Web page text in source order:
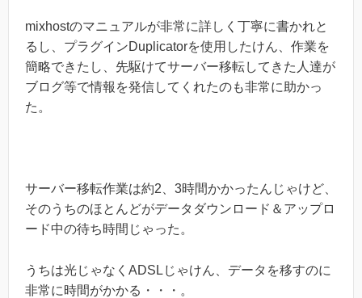
mixhostのマニュアルが非常に詳しく丁寧に書かれと
るし、プラグインDuplicatorを使用したけん、作業を
簡略できたし、先駆けてサーバー移転してきた人達が
ブログ等で情報を発信してくれたのも非常に助かっ
た。
サーバー移転作業は約2、3時間かかったんじゃけど、
そのうちのほとんどがデータダウンロード＆アップロ
ード中の待ち時間じゃった。
うちは光じゃなくADSLじゃけん、データを移すのに
非常に時間がかかる・・・。